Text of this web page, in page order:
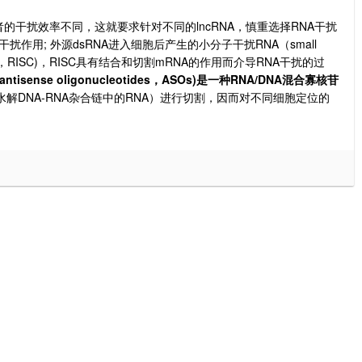
干扰效率不同，这就要求针对不同的lncRNA ，慎重选择RNA干扰
扰作用 ; 外源dsRNA进入细胞后产生的小分子干扰RNA （small
RISC) ， RISC具有结合和切割 mRNA的作用而介导RNA干扰的过
oligonucleotides ， ASOs)是一种RNA/DNA混合寡核苷
解DNA-RNA杂合链中的RNA）进行切割，因而对不同细胞定位的